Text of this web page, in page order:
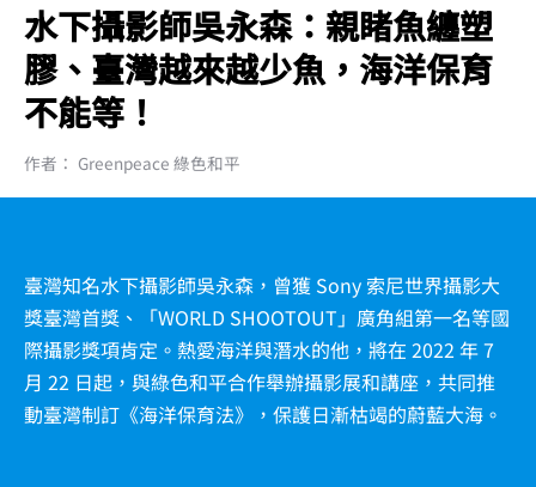
水下攝影師吳永森：親睹魚纏塑
膠、臺灣越來越少魚，海洋保育
不能等！
作者： Greenpeace 綠色和平
臺灣知名水下攝影師吳永森，曾獲 Sony 索尼世界攝影大
獎臺灣首獎、「WORLD SHOOTOUT」廣角組第一名等國
際攝影獎項肯定。熱愛海洋與潛水的他，將在 2022 年 7
月 22 日起，與綠色和平合作舉辦攝影展和講座，共同推
動臺灣制訂《海洋保育法》，保護日漸枯竭的蔚藍大海。